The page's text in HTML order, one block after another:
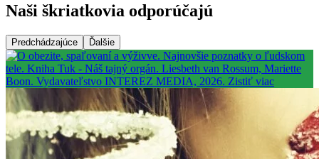
Naši škriatkovia odporúčajú
Predchádzajúce Ďalšie